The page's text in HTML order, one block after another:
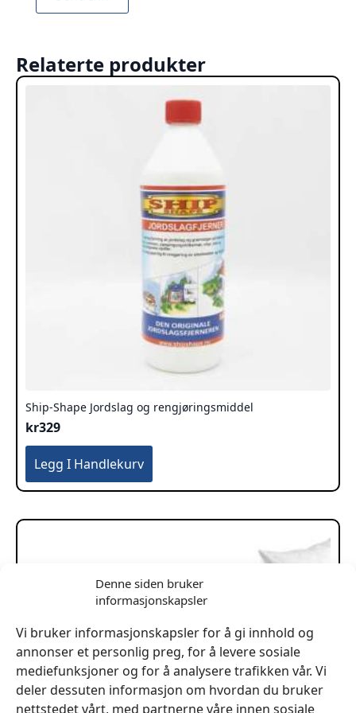
Denne siden bruker
informasjonskapsler
Vi bruker informasjonskapsler for å gi innhold og
annonser et personlig preg, for å levere sosiale
mediefunksjoner og for å analysere trafikken vår. Vi
deler dessuten informasjon om hvordan du bruker
nettstedet vårt, med partnerne våre innen sosiale
Relaterte produkter
Ship-Shape Jordslag og rengjøringsmiddel
kr329
Legg I Handlekurv